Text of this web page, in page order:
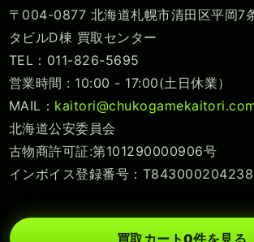
〒004-0877 北海道札幌市清田区平岡7
タビルD棟 買取センター
TEL：011-826-5695
営業時間 : 10:00 - 17:00(土日休業）
MAIL：
北海道公安委員会
古物商許可証:第101290000906号
インボイス登録番号：
買取カート0件を見る